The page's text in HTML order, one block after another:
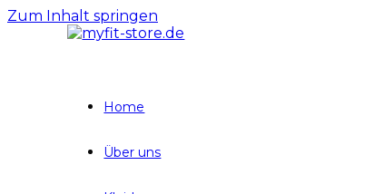
Zum Inhalt springen
Home
Über uns